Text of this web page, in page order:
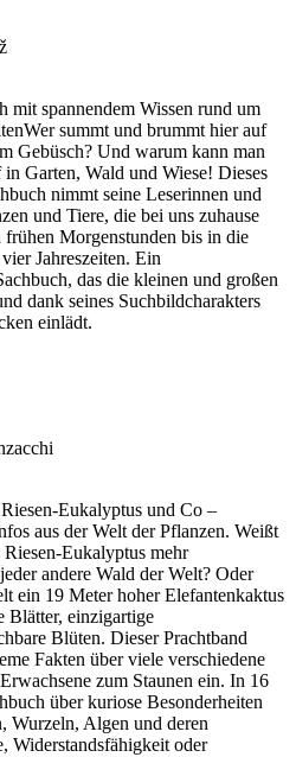
mit spannendem Wissen rund um
summt und brummt hier auf
Gebüsch? Und warum kann man
Garten, Wald und Wiese! Dieses
nimmt seine Leserinnen und
und Tiere, die bei uns zuhause
Morgenstunden bis in die
Jahreszeiten. Ein
das die kleinen und großen
dank seines Suchbildcharakters
einlädt.
Eukalyptus und Co –
aus der Welt der Pflanzen. Weißt
Eukalyptus mehr
andere Wald der Welt? Oder
ein 19 Meter hoher Elefantenkaktus
Blätter, einzigartige
Blüten. Dieser Prachtband
Fakten über viele verschiedene
zum Staunen ein. In 16
über kuriose Besonderheiten
Wurzeln, Algen und deren
Widerstandsfähigkeit oder